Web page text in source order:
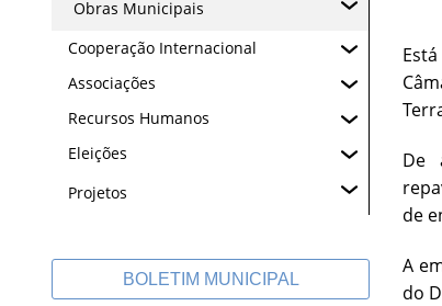
Obras Municipais
Cooperação Internacional
Associações
Recursos Humanos
Eleições
Projetos
BOLETIM MUNICIPAL
De
de
A
do